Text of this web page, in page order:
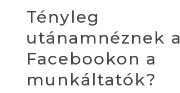
Tényleg
utánamnéznek a
Facebookon a
munkáltatók?